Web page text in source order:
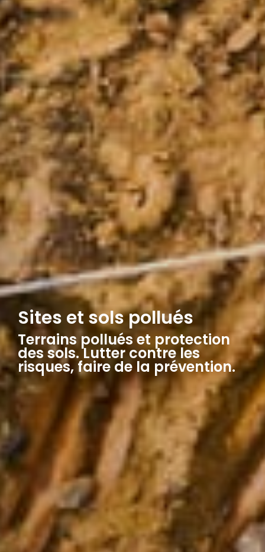
Sites et sols pollués
Terrains pollués et protection
des sols. Lutter contre les
risques, faire de la prévention.